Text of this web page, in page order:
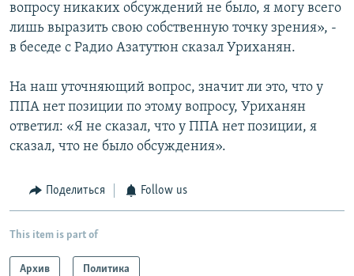
вопросу никаких обсуждений не было, я могу всего
лишь выразить свою собственную точку зрения», -
в беседе с Радио Азатутюн сказал Уриханян.
На наш уточняющий вопрос, значит ли это, что у
ППА нет позиции по этому вопросу, Уриханян
ответил: «Я не сказал, что у ППА нет позиции, я
сказал, что не было обсуждения».
Поделиться Follow us
This item is part of
Архив Политика